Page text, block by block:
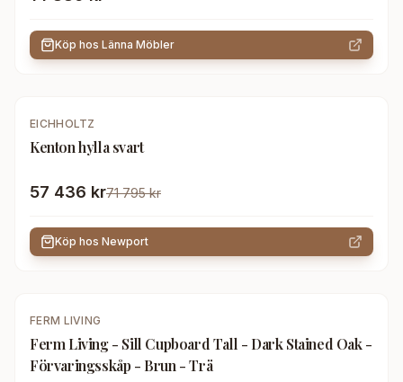
Köp hos Länna Möbler
- 20%
EICHHOLTZ
Kenton hylla svart
57 436 kr71 795 kr
Köp hos Newport
FERM LIVING
Ferm Living - Sill Cupboard Tall - Dark Stained Oak -
Förvaringsskåp - Brun - Trä